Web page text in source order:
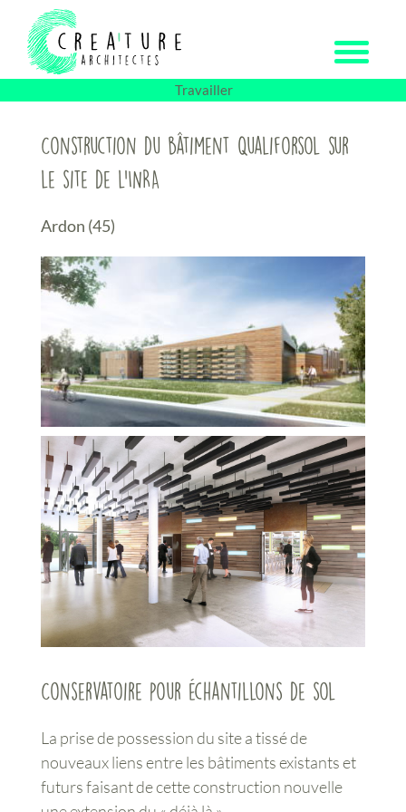
Passer
contenu
Travailler
Construction du bâtiment Qualiforsol sur
le site de l’INRA
Ardon (45)
Conservatoire pour échantillons de sol
La prise de possession du site a tissé de
nouveaux liens entre les bâtiments existants et
futurs faisant de cette construction nouvelle